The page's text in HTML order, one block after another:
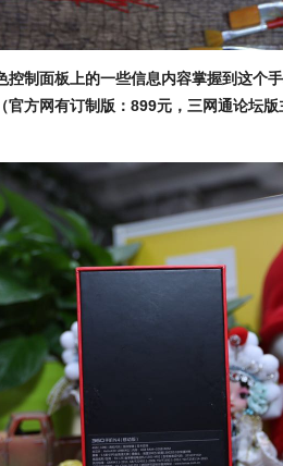
控制面板上的一些信息内容掌握到这个
官方网有订制版：899元，三网通论坛